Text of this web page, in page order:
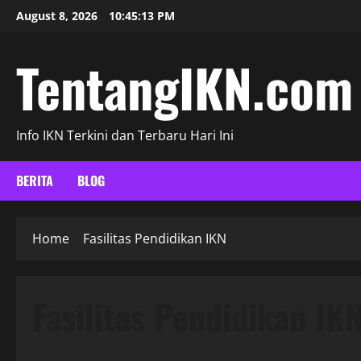
SkipAugust 8, 2026 10:45:13 PM
TentangIKN.com
Info IKN Terkini dan Terbaru Hari Ini
BERITA BLOG
Home Fasilitas Pendidikan IKN